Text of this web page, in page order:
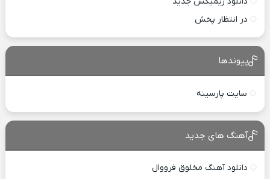
در انتظار پخش
پیوندها
سایت پارسینه
آهنگ های جدید
دانلود آهنگ مخلوق فرووال